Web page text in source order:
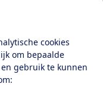
cookies
om bepaalde
gebruik te kunnen